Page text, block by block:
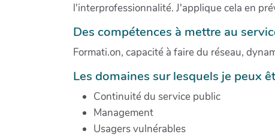
l'interprofessionnalité. J'applique cela en
Des compétences à mettre au
Formati.on, capacité à faire du réseau,
Les domaines sur lesquels je peux
Continuité du service public
Management
Usagers vulnérables